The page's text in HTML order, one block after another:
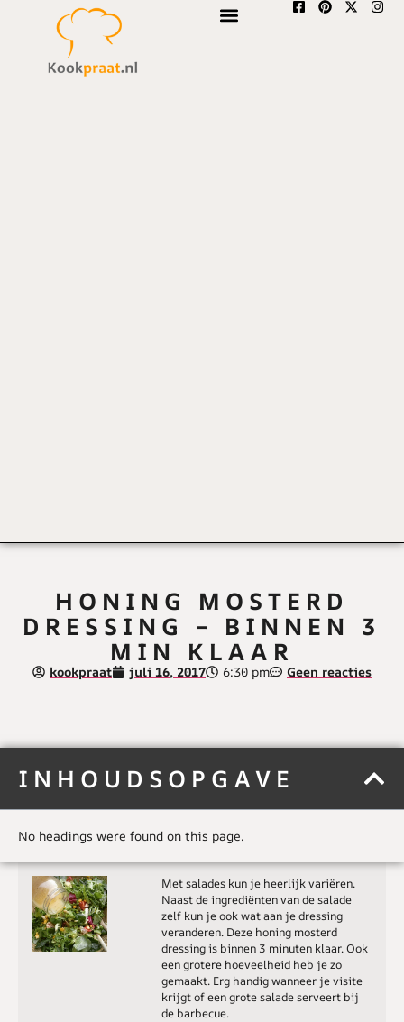
HONING MOSTERD
DRESSING – BINNEN 3
MIN KLAAR
kookpraat juli 16, 2017 6:30 pm Geen reacties
INHOUDSOPGAVE
No headings were found on this page.
Met salades kun je heerlijk variëren.
Naast de ingrediënten van de salade
zelf kun je ook wat aan je dressing
veranderen. Deze honing mosterd
dressing is binnen 3 minuten klaar. Ook
een grotere hoeveelheid heb je zo
gemaakt. Erg handig wanneer je visite
krijgt of een grote salade serveert bij
de barbecue.